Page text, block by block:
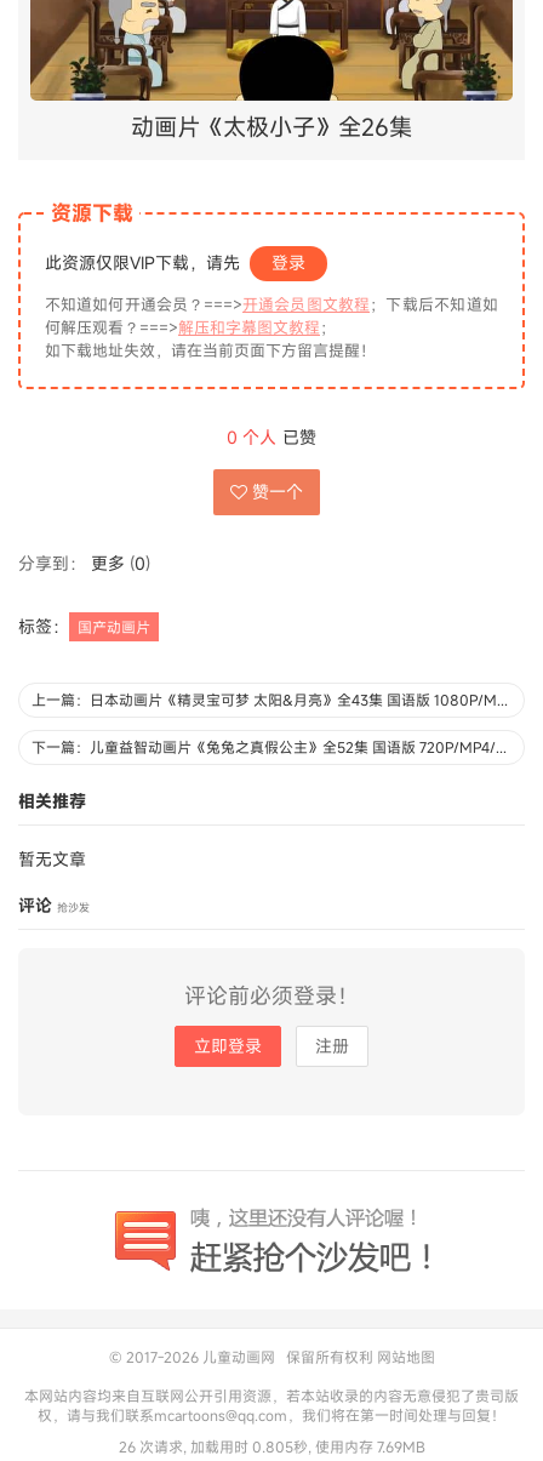
动画片《太极小子》全26集
资源下载
此资源仅限VIP下载，请先 登录
不知道如何开通会员？===>开通会员图文教程；下载后不知道如
何解压观看？===>解压和字幕图文教程；
如下载地址失效，请在当前页面下方留言提醒！
0 个人 已赞
赞一个
分享到： 更多 (0)
标签： 国产动画片
上一篇：日本动画片《精灵宝可梦 太阳&月亮》全43集 国语版 1080P/MP4/11.3G 动画片精灵宝可梦下载
下一篇：儿童益智动画片《兔兔之真假公主》全52集 国语版 720P/MP4/3.6G 动画片兔兔之真假公主下载
相关推荐
暂无文章
评论 抢沙发
评论前必须登录！
立即登录 注册
© 2017-2026 儿童动画网 保留所有权利 网站地图
本网站内容均来自互联网公开引用资源，若本站收录的内容无意侵犯了贵司版
权，请与我们联系mcartoons@qq.com，我们将在第一时间处理与回复！
26 次请求, 加载用时 0.805秒, 使用内存 7.69MB